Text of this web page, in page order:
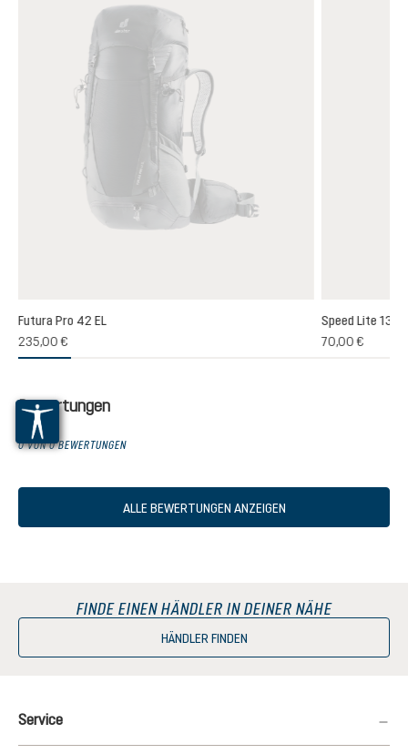
Bewertung von 5 von 5 Sternen
Futura Pro 42 EL
235,00 €
Speed Lite 13
70,00 €
Bewertungen
0 VON 0 BEWERTUNGEN
ALLE BEWERTUNGEN ANZEIGEN
FINDE EINEN HÄNDLER IN DEINER NÄHE
HÄNDLER FINDEN
Service